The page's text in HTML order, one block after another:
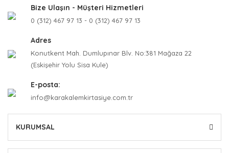
Bize Ulaşın - Müşteri Hizmetleri
0 (312) 467 97 13 - 0 (312) 467 97 13
Adres
Konutkent Mah. Dumlupınar Blv. No:381 Mağaza 22
(Eskişehir Yolu Sisa Kule)
E-posta:
info@karakalemkirtasiye.com.tr
KURUMSAL